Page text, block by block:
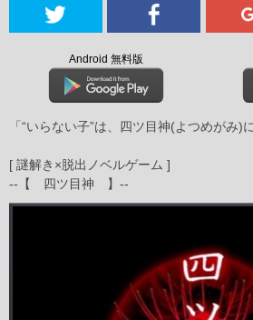
Android 無料版
「“いらない子”は、四ツ目神(よつめがみ)
[ 謎解き×脱出ノベルゲーム ]
--【 四ツ目神 】--